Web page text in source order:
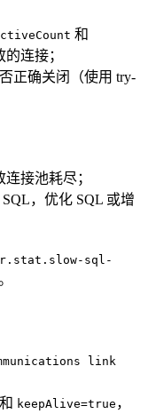
和
连接；
正确关闭（使用 try-
接池耗尽；
，优化 SQL 或增
sql-
link
和 keepAlive=true ，